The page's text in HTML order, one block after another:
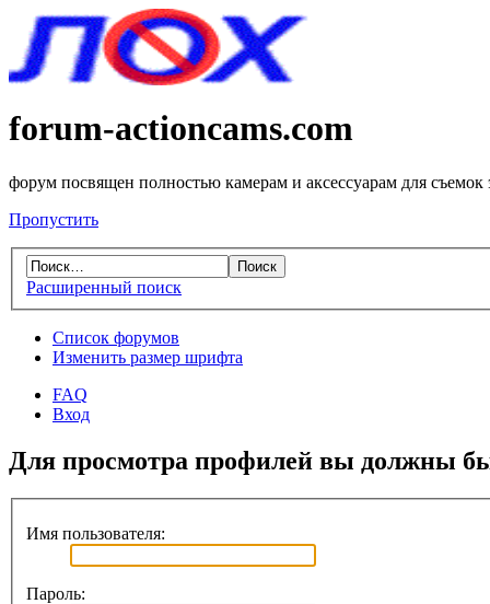
forum-actioncams.com
форум посвящен полностью камерам и аксессуарам для съемок
Пропустить
Расширенный поиск
Список форумов
Изменить размер шрифта
FAQ
Вход
Для просмотра профилей вы должны
Имя пользователя:
Пароль: